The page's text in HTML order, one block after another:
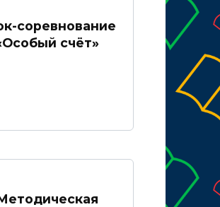
соревнование
счёт»